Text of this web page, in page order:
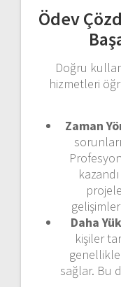
Ödev
Doğru
hizmetleri
Zaman
Daha
kişiler
sağlar. Bu